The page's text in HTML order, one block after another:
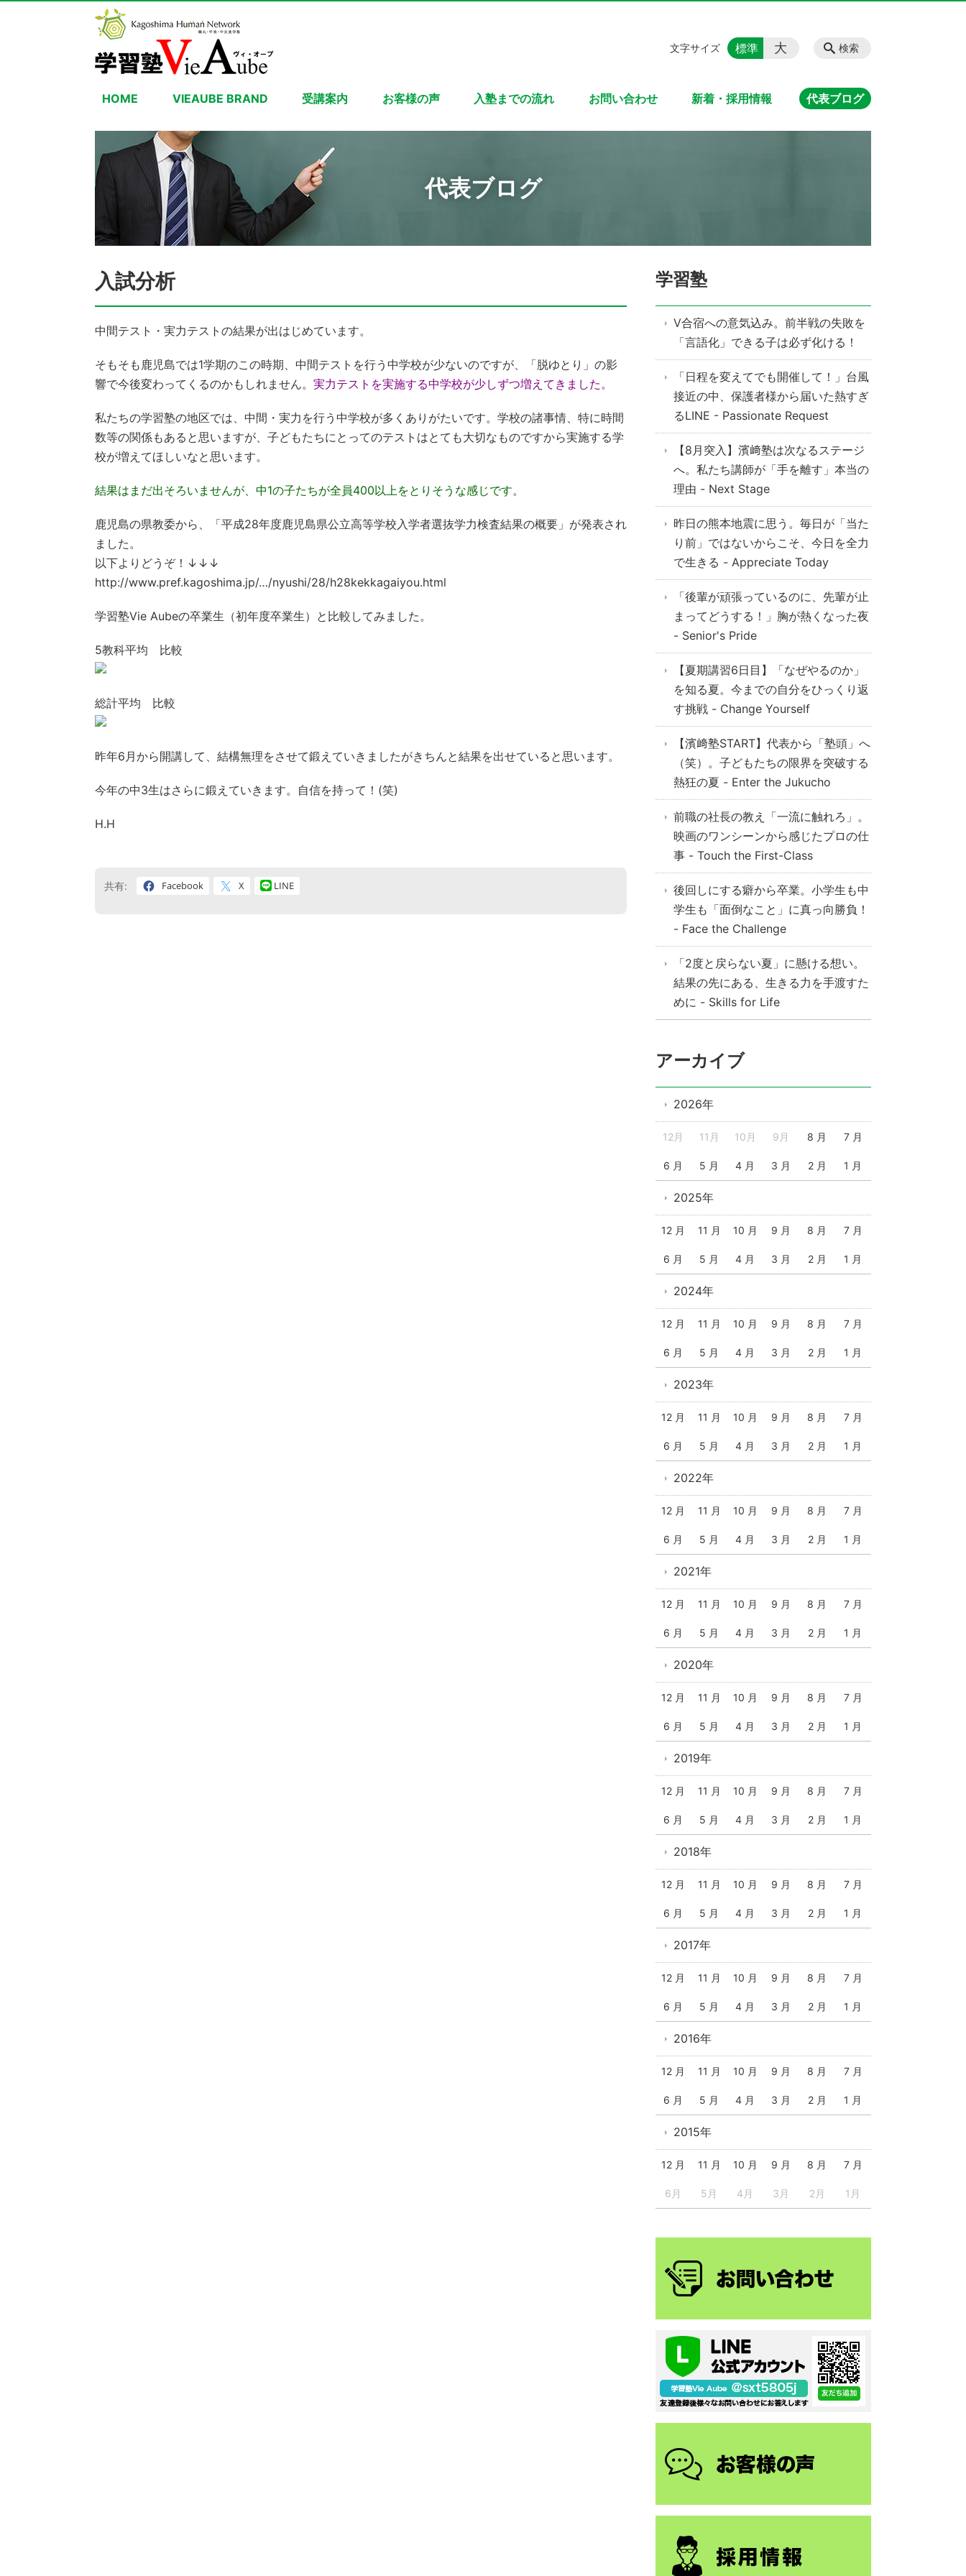
HOME VIEAUBE BRAND 受講案内 お客様の声 入塾までの流れ お問い合わせ 新着・採用情報 代表ブログ
検索
文字サイズ 標準 大
代表ブログ
入試分析
中間テスト・実力テストの結果が出はじめています。
そもそも鹿児島では1学期のこの時期、中間テストを行う中学校が少ないのですが、「脱ゆとり」の影
響で今後変わってくるのかもしれません。 実力テストを実施する中学校が少しずつ増えてきました。
私たちの学習塾の地区では、中間・実力を行う中学校が多くありがたいです。学校の諸事情、特に時間
数等の関係もあると思いますが、子どもたちにとってのテストはとても大切なものですから実施する学
校が増えてほしいなと思います。
結果はまだ出そろいませんが、中1の子たちが全員400以上をとりそうな感じです。
鹿児島の県教委から、「平成28年度鹿児島県公立高等学校入学者選抜学力検査結果の概要」が発表され
ました。
以下よりどうぞ！↓↓↓
http://www.pref.kagoshima.jp/…/nyushi/28/h28kekkagaiyou.html
学習塾Vie Aubeの卒業生（初年度卒業生）と比較してみました。
5教科平均 比較
総計平均 比較
昨年6月から開講して、結構無理をさせて鍛えていきましたがきちんと結果を出せていると思います。
今年の中3生はさらに鍛えていきます。自信を持って！(笑)
H.H
共有: Facebook X LINE
学習塾
V合宿への意気込み。前半戦の失敗を
「言語化」できる子は必ず化ける！
「日程を変えてでも開催して！」台風
接近の中、保護者様から届いた熱すぎ
るLINE - Passionate Request
【8月突入】濱﨑塾は次なるステージ
へ。私たち講師が「手を離す」本当の
理由 - Next Stage
昨日の熊本地震に思う。毎日が「当た
り前」ではないからこそ、今日を全力
で生きる - Appreciate Today
「後輩が頑張っているのに、先輩が止
まってどうする！」胸が熱くなった夜
- Senior's Pride
【夏期講習6日目】「なぜやるのか」
を知る夏。今までの自分をひっくり返
す挑戦 - Change Yourself
【濱﨑塾START】代表から「塾頭」へ
（笑）。子どもたちの限界を突破する
熱狂の夏 - Enter the Jukucho
前職の社長の教え「一流に触れろ」。
映画のワンシーンから感じたプロの仕
事 - Touch the First-Class
後回しにする癖から卒業。小学生も中
学生も「面倒なこと」に真っ向勝負！
- Face the Challenge
「2度と戻らない夏」に懸ける想い。
結果の先にある、生きる力を手渡すた
めに - Skills for Life
アーカイブ
2026年
12月 11月 10月 9月 8 月 7 月
6 月 5 月 4 月 3 月 2 月 1 月
2025年
12 月 11 月 10 月 9 月 8 月 7 月
6 月 5 月 4 月 3 月 2 月 1 月
2024年
12 月 11 月 10 月 9 月 8 月 7 月
6 月 5 月 4 月 3 月 2 月 1 月
2023年
12 月 11 月 10 月 9 月 8 月 7 月
6 月 5 月 4 月 3 月 2 月 1 月
2022年
12 月 11 月 10 月 9 月 8 月 7 月
6 月 5 月 4 月 3 月 2 月 1 月
2021年
12 月 11 月 10 月 9 月 8 月 7 月
6 月 5 月 4 月 3 月 2 月 1 月
2020年
12 月 11 月 10 月 9 月 8 月 7 月
6 月 5 月 4 月 3 月 2 月 1 月
2019年
12 月 11 月 10 月 9 月 8 月 7 月
6 月 5 月 4 月 3 月 2 月 1 月
2018年
12 月 11 月 10 月 9 月 8 月 7 月
6 月 5 月 4 月 3 月 2 月 1 月
2017年
12 月 11 月 10 月 9 月 8 月 7 月
6 月 5 月 4 月 3 月 2 月 1 月
2016年
12 月 11 月 10 月 9 月 8 月 7 月
6 月 5 月 4 月 3 月 2 月 1 月
2015年
12 月 11 月 10 月 9 月 8 月 7 月
6月 5月 4月 3月 2月 1月